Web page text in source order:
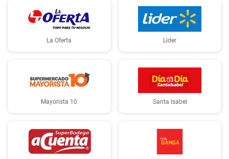
La Oferta Lider
Mayorista 10 Santa Isabel